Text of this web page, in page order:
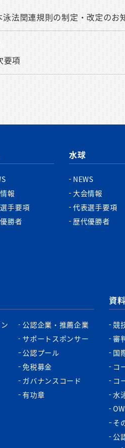
法関連規則の制定・改定のお
要項
報
手要項
勝者
水球
NEWS
大会情報
代表選手要項
歴代優勝者
公認企業・推薦企業
サポートスポンサー
公認プール
免税募金
ガバナンスコード
有功章
資
競
審
国
コ
コ
水
そ
公